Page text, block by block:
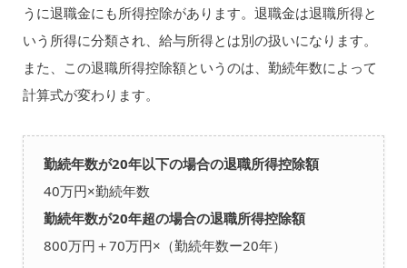
うに退職金にも所得控除があります。退職金は退職所得と
いう所得に分類され、給与所得とは別の扱いになります。
また、この退職所得控除額というのは、勤続年数によって
計算式が変わります。
勤続年数が20年以下の場合の退職所得控除額
40万円×勤続年数
勤続年数が20年超の場合の退職所得控除額
800万円＋70万円×（勤続年数ー20年）